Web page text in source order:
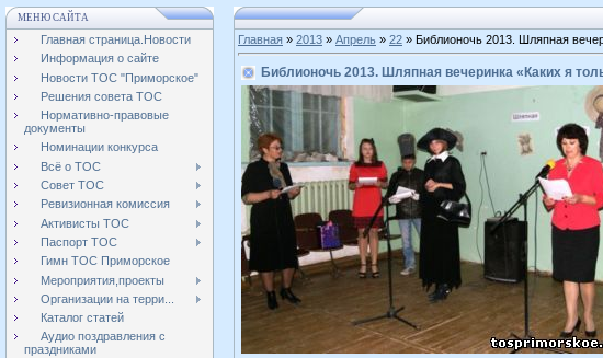
МЕНЮ САЙТА
Главная страница.Новости
Информация о сайте
Новости ТОС "Приморское"
Решения совета ТОС
Нормативно-правовые
документы
Номинации конкурса
Всё о ТОС
Совет ТОС
Ревизионная комиссия
Активисты ТОС
Паспорт ТОС
Гимн ТОС Приморское
Мероприятия,проекты
Организации на терри...
Каталог статей
Аудио поздравления с
праздниками
Главная » 2013 » Апрель » 22 » Библионочь 2013. Шляпная
Библионочь 2013. Шляпная вечеринка «Каких я